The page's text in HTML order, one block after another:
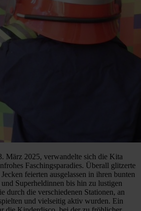
März 2025, verwandelte sich die Kita
Faschingsparadies. Überall glitzerte
feierten ausgelassen in ihren bunten
Superheldinnen bis hin zu lustigen
durch die verschiedenen Stationen, an
und vielseitig aktiv wurden. Ein